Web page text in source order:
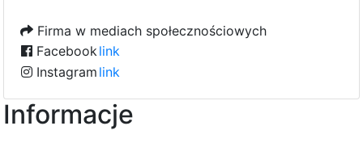
Firma w mediach społecznościowych
Facebook link
Instagram link
Informacje